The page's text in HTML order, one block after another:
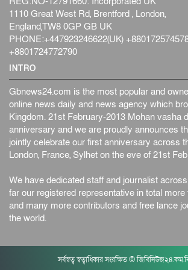
জাতীয়
জনগণ পরিবর্তন চেয়েছে বলেই জুলাই
প্রধানমন্ত্রী
হরমুজ নিয়ে ইরান-মার্কিন চুক্তি হতে
আন্তর্জাতিক
পৃথিবীর দিকে আসছে বিধ্বংসী বস্তু,
আন্তর্জাতিক
কেনিয়ায় ১৫ হাতির রহস্যজনক মৃত্যু,
ব্...
আন্তর্জাতিক
1110 Great West Rd, Brentford , London,
England,TW8 0GP GB UK
PHONE:+447923246622(UK)
+8801724772790
INTRO
Gbnews24.com is the most popular and
online news daily and news agency which
Kingdom. 21st February-2013 Mohan vasha
anniversary and we are proudly announces
jointly celebrate our first anniversary across
London, France, Sylhet on the eve of 21st
We have dedicated staff and journalist
far our registered representative in total
and many more contributors and free lance
the world.
সর্বস্বত্ব স্বত্বাধিকার সংরক্ষিত ©